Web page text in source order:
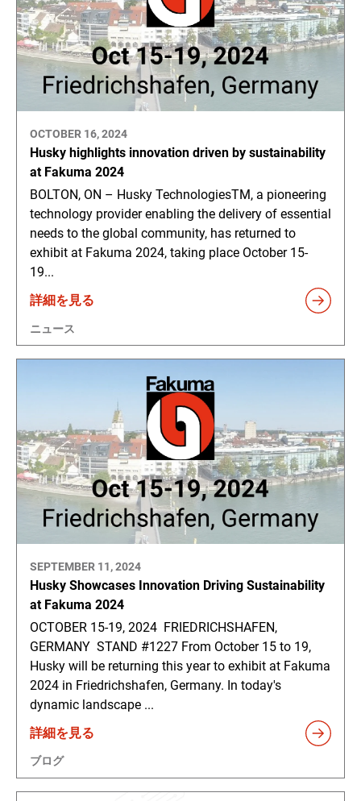
OCTOBER 16, 2024
Husky highlights innovation driven by sustainability
at Fakuma 2024
BOLTON, ON – Husky TechnologiesTM, a pioneering
technology provider enabling the delivery of essential
needs to the global community, has returned to
exhibit at Fakuma 2024, taking place October 15-
19...
詳細を見る
ニュース
SEPTEMBER 11, 2024
Husky Showcases Innovation Driving Sustainability
at Fakuma 2024
OCTOBER 15-19, 2024 FRIEDRICHSHAFEN,
GERMANY STAND #1227 From October 15 to 19,
Husky will be returning this year to exhibit at Fakuma
2024 in Friedrichshafen, Germany. In today's
dynamic landscape ...
詳細を見る
ブログ